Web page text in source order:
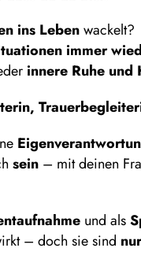
ins Lebenwackelt?
immer
innere Ruhe und
sein – mit deinen
und als
– doch sie sind